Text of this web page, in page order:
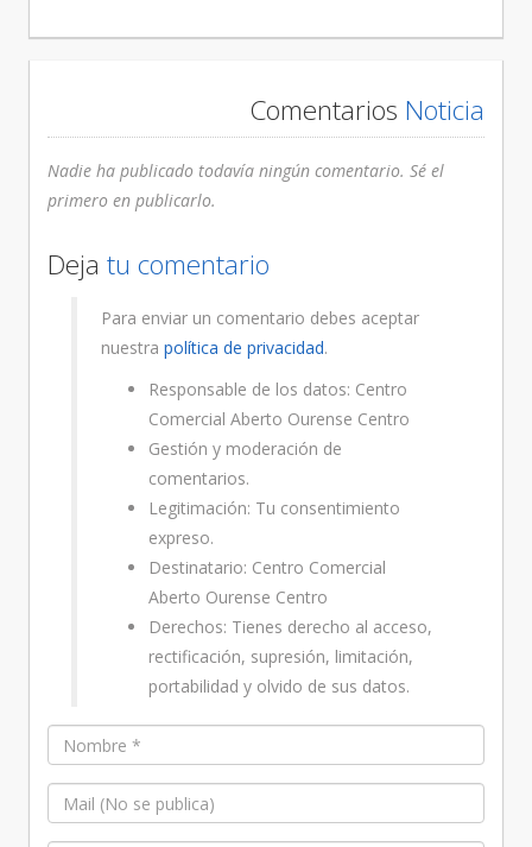
Comentarios Noticia
Nadie ha publicado todavía ningún comentario. Sé el
primero en publicarlo.
Deja tu comentario
Para enviar un comentario debes aceptar
nuestra política de privacidad.
Responsable de los datos: Centro
Comercial Aberto Ourense Centro
Gestión y moderación de
comentarios.
Legitimación: Tu consentimiento
expreso.
Destinatario: Centro Comercial
Aberto Ourense Centro
Derechos: Tienes derecho al acceso,
rectificación, supresión, limitación,
portabilidad y olvido de sus datos.